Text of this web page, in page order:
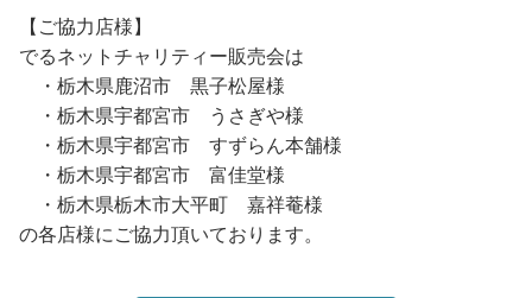
【ご協力店様】
でるネットチャリティー販売会は
・栃木県鹿沼市 黒子松屋様
・栃木県宇都宮市 うさぎや様
・栃木県宇都宮市 すずらん本舗様
・栃木県宇都宮市 富佳堂様
・栃木県栃木市大平町 嘉祥菴様
の各店様にご協力頂いております。